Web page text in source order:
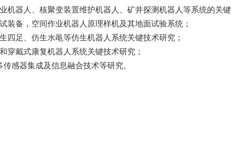
机器人、核聚变装置维护机器人、矿井探测机器人等系统的关键
装备，空间作业机器人原理样机及其地面试验系统；
四足、仿生水黾等仿生机器人系统关键技术研究；
穿戴式康复机器人系统关键技术研究；
感器集成及信息融合技术等研究。